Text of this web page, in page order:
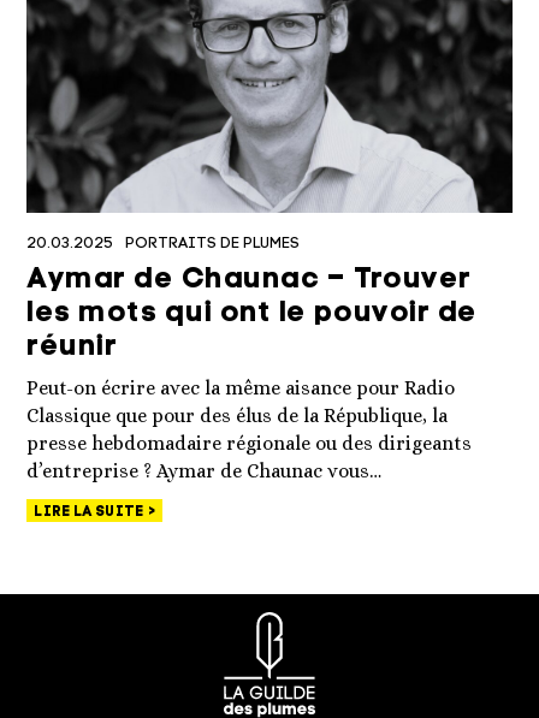
20.03.2025 PORTRAITS DE PLUMES
Aymar de Chaunac – Trouver
les mots qui ont le pouvoir de
réunir
Peut-on écrire avec la même aisance pour Radio
Classique que pour des élus de la République, la
presse hebdomadaire régionale ou des dirigeants
d’entreprise ? Aymar de Chaunac vous…
LIRE LA SUITE